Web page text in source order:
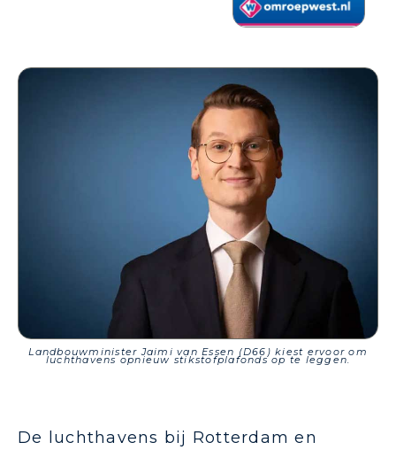
Landbouwminister Jaimi van Essen (D66) kiest ervoor om
luchthavens opnieuw stikstofplafonds op te leggen.
De luchthavens bij Rotterdam en